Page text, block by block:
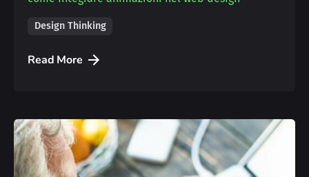
Design Thinking
Read More